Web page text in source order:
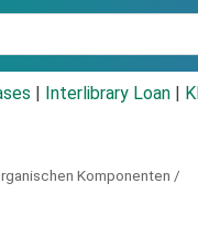
Interlibrary Loan
Komponenten /